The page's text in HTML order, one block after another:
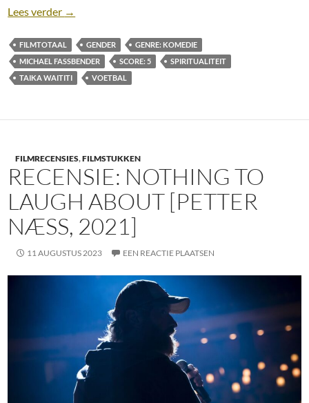
Lees verder Recensie: Next Goal Wins [Taika Waititi, 2023]
→
FILMTOTAAL GENDER
GENRE: KOMEDIE
MICHAEL FASSBENDER
SCORE: 5
SPIRITUALITEIT
TAIKA WAITITI
VOETBAL
FILMRECENSIES,FILMSTUKKEN
RECENSIE: NOTHING TO
LAUGH ABOUT [PETTER
NÆSS, 2021]
11 AUGUSTUS 2023 EEN REACTIE PLAATSEN